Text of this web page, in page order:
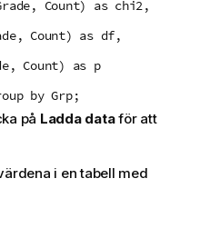
Count) as chi2,
Count) as df,
Count) as p
by Grp;
på Ladda dataför att
i en tabell med